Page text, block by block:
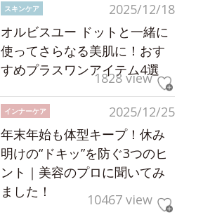
2025/12/18
スキンケア
オルビスユー ドットと一緒に
使ってさらなる美肌に！おす
すめプラスワンアイテム4選
1828 view
2025/12/25
インナーケア
年末年始も体型キープ！休み
明けの“ドキッ”を防ぐ3つのヒ
ント｜美容のプロに聞いてみ
ました！
10467 view